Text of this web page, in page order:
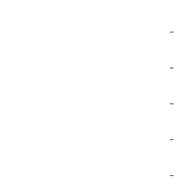
-
-
-
-
-